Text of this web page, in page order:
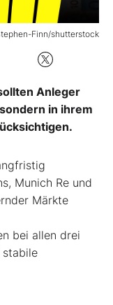
Finn/shutterstock
Anleger
in ihrem
Munich Re und
Märkte
bei allen drei
stabile